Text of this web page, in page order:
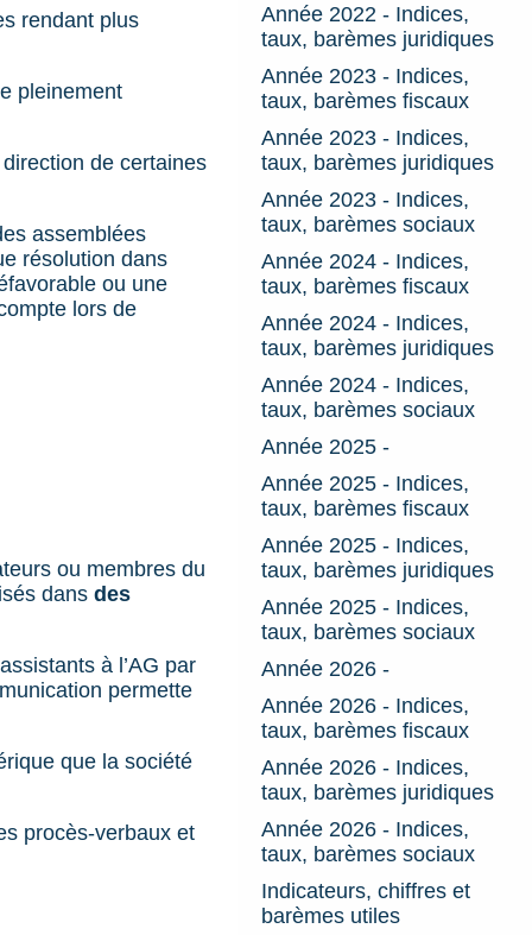
rendant plus
pleinement
de certaines
assemblées
résolution dans
ou une
lors de
ou membres du
dans des
à l’AG par
permette
que la société
procès-verbaux et
Année 2022 - Indices,
taux, barèmes juridiques
Année 2023 - Indices,
taux, barèmes fiscaux
Année 2023 - Indices,
taux, barèmes juridiques
Année 2023 - Indices,
taux, barèmes sociaux
Année 2024 - Indices,
taux, barèmes fiscaux
Année 2024 - Indices,
taux, barèmes juridiques
Année 2024 - Indices,
taux, barèmes sociaux
Année 2025 -
Année 2025 - Indices,
taux, barèmes fiscaux
Année 2025 - Indices,
taux, barèmes juridiques
Année 2025 - Indices,
taux, barèmes sociaux
Année 2026 -
Année 2026 - Indices,
taux, barèmes fiscaux
Année 2026 - Indices,
taux, barèmes juridiques
Année 2026 - Indices,
taux, barèmes sociaux
Indicateurs, chiffres et
barèmes utiles